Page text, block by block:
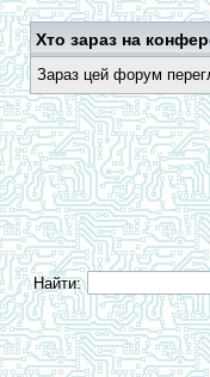
Хто зараз на
Зараз цей форум
Найти: